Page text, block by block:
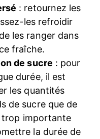
: retournez les
les refroidir
les ranger dans
fraîche.
de sucre : pour
durée, il est
les quantités
de sucre que de
importante
la durée de